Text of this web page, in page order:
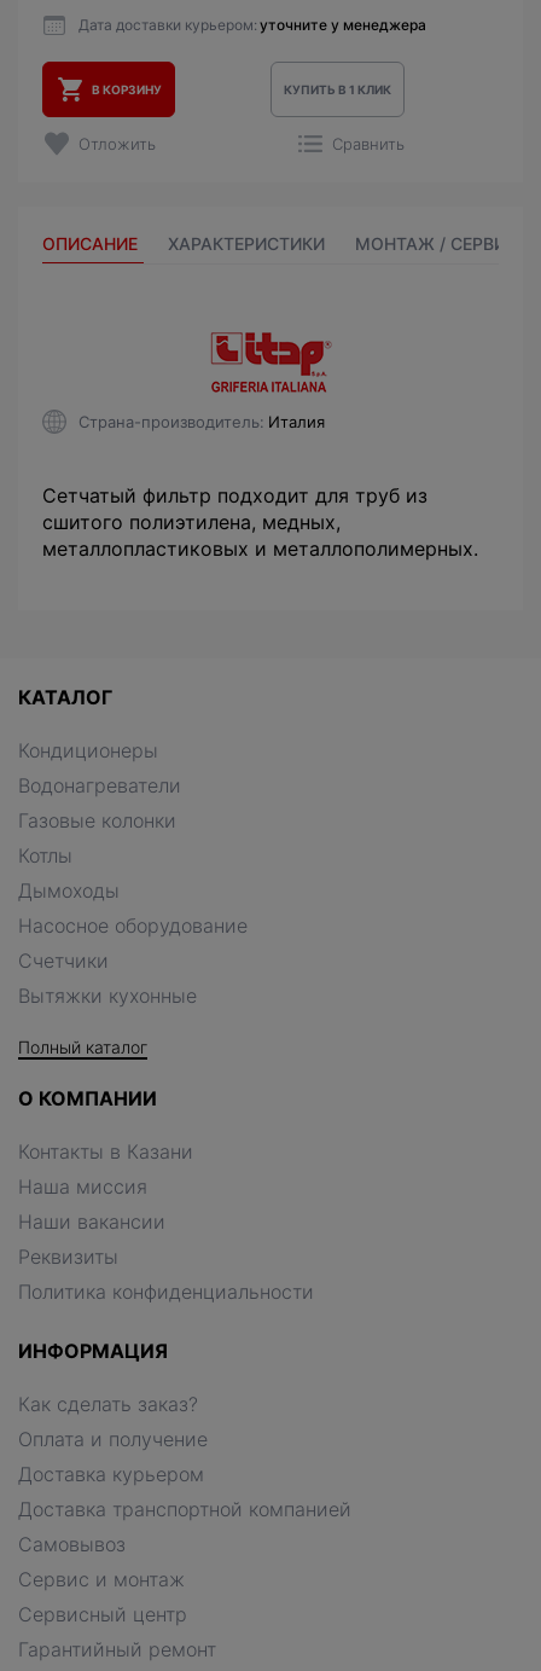
Дата доставки курьером: уточните у менеджера
В КОРЗИНУ КУПИТЬ В 1 КЛИК
Отложить Сравнить
ОПИСАНИЕ ХАРАКТЕРИСТИКИ МОНТАЖ / СЕРВИС
Страна-производитель Италия
Сетчатый фильтр подходит для труб из
сшитого полиэтилена, медных,
металлопластиковых и металлополимерных.
КАТАЛОГ
Кондиционеры
Водонагреватели
Газовые колонки
Котлы
Дымоходы
Насосное оборудование
Счетчики
Вытяжки кухонные
Полный каталог
О КОМПАНИИ
Контакты в Казани
Наша миссия
Наши вакансии
Реквизиты
Политика конфиденциальности
ИНФОРМАЦИЯ
Как сделать заказ?
Оплата и получение
Доставка курьером
Доставка транспортной компанией
Самовывоз
Сервис и монтаж
Сервисный центр
Гарантийный ремонт